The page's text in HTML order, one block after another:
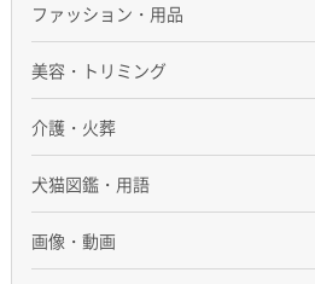
ファッション・用品
美容・トリミング
介護・火葬
犬猫図鑑・用語
画像・動画